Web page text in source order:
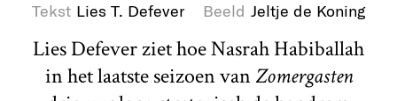
Tekst Lies T. Defever Beeld Jeltje de Koning
Lies Defever ziet hoe Nasrah Habiballah
in het laatste seizoen vanZomergasten